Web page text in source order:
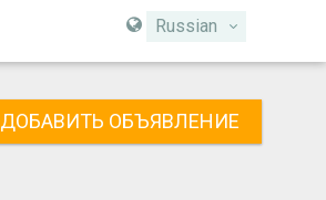
Russian
ДОБАВИТЬ ОБЪЯВЛЕНИЕ